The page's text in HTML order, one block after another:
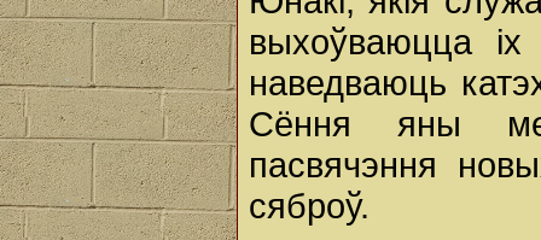
выхоўваюцца
наведваюць
Сёння яны
пасвячэння
сяброў.